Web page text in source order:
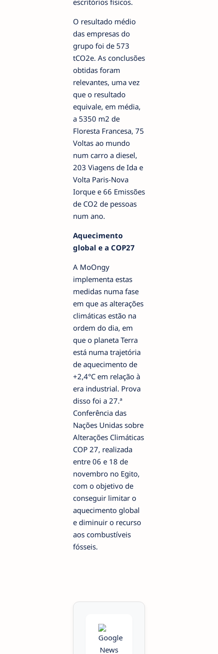
O resultado médio
das empresas do
grupo foi de 573
tCO2e. As conclusões
obtidas foram
relevantes, uma vez
que o resultado
equivale, em média,
a 5350 m2 de
Floresta Francesa, 75
Voltas ao mundo
num carro a diesel,
203 Viagens de Ida e
Volta Paris-Nova
Iorque e 66 Emissões
de CO2 de pessoas
num ano.
Aquecimento
global e a COP27
A MoOngy
implementa estas
medidas numa fase
em que as alterações
climáticas estão na
ordem do dia, em
que o planeta Terra
está numa trajetória
de aquecimento de
+2,4°C em relação à
era industrial. Prova
disso foi a 27.ª
Conferência das
Nações Unidas sobre
Alterações Climáticas
COP 27, realizada
entre 06 e 18 de
novembro no Egito,
com o objetivo de
conseguir limitar o
aquecimento global
e diminuir o recurso
aos combustíveis
fósseis.